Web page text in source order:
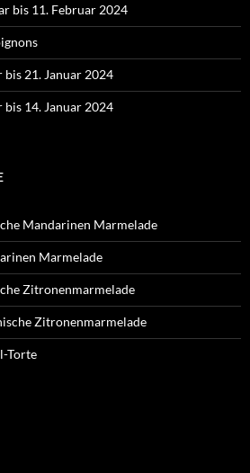
bis 11. Februar 2024
bis 21. Januar 2024
bis 14. Januar 2024
Mandarinen Marmelade
Marmelade
Zitronenmarmelade
Zitronenmarmelade
Torte